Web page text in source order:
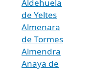
Aldehuela
de Yeltes
Almenara
de Tormes
Almendra
Anaya de